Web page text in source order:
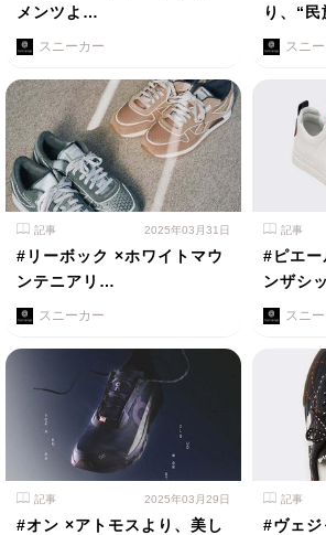
メンツよ…
スニーカー
り、“
スニ
記事 2025年03月31日
#リーボック ×ホワイトマウ
ンテニアリ…
スニーカー
記事
#ピエ
ンザシ
スニ
記事 2025年03月29日
#オン ×アトモスより、美し
記事
#ヴェ